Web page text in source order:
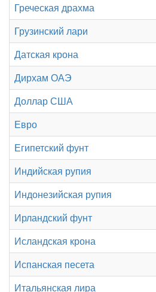
Греческая драхма
Грузинский лари
Датская крона
Дирхам ОАЭ
Доллар США
Евро
Египетский фунт
Индийская рупия
Индонезийская рупия
Ирландский фунт
Исландская крона
Испанская песета
Итальянская лира